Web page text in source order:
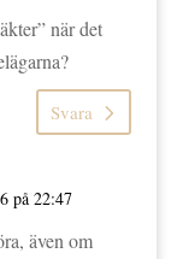
när det
Svara
på 22:47
även om